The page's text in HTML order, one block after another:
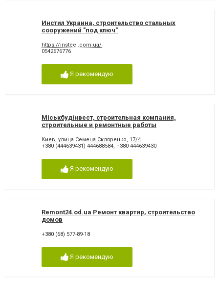
Инстил Украина, строительство стальных
сооружений "под ключ"
https://insteel.com.ua/
0542676776
Я рекомендую
Міськбудінвест, строительная компания,
строительные и ремонтные работы
Киев, улица Семена Скляренко, 17/4
+380 (444639431) 444688584, +380 444639430
Я рекомендую
Remont24.od.ua Ремонт квартир, строительство
домов
+380 (68) 577-89-18
Я рекомендую